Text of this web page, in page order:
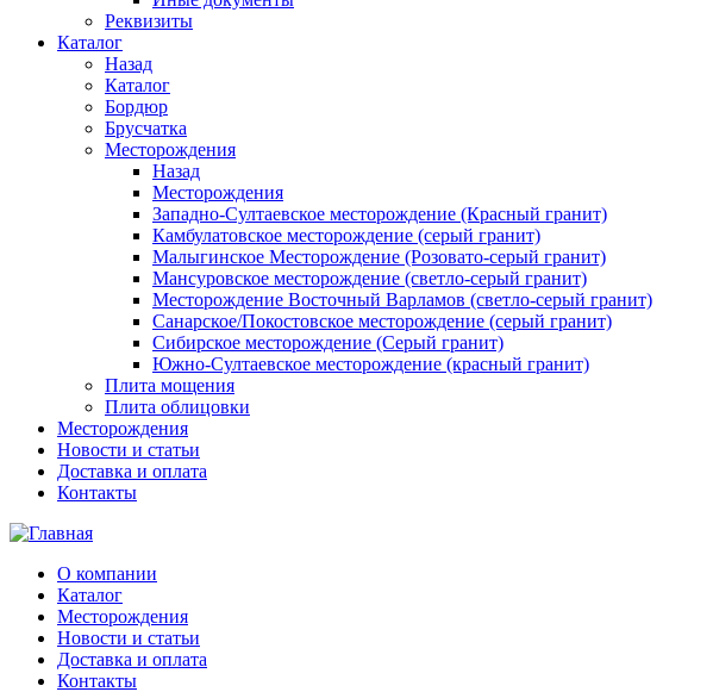
Реквизиты
Каталог
Назад
Каталог
Бордюр
Брусчатка
Месторождения
Назад
Месторождения
Западно-Султаевское месторождение (Красный гранит)
Камбулатовское месторождение (cерый гранит)
Малыгинское Месторождение (Розовато-серый гранит)
Мансуровское месторождение (светло-серый гранит)
Месторождение Восточный Варламов (светло-серый гранит)
Санарское/Покостовское месторождение (серый гранит)
Сибирское месторождение (Серый гранит)
Южно-Султаевское месторождение (красный гранит)
Плита мощения
Плита облицовки
Месторождения
Новости и статьи
Доставка и оплата
Контакты
О компании
Каталог
Месторождения
Новости и статьи
Доставка и оплата
Контакты